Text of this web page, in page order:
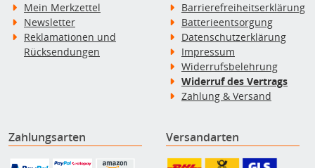
Mein Merkzettel
Newsletter
Reklamationen und
Rücksendungen
Barrierefreiheitserklärung
Batterieentsorgung
Datenschutzerklärung
Impressum
Widerrufsbelehrung
Widerruf des Vertrags
Zahlung & Versand
Zahlungsarten Versandarten